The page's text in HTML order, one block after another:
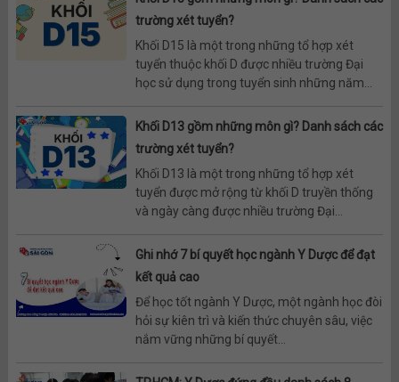
trường xét tuyển?
Khối D15 là một trong những tổ hợp xét
tuyển thuộc khối D được nhiều trường Đại
học sử dụng trong tuyển sinh những năm...
Khối D13 gồm những môn gì? Danh sách các
trường xét tuyển?
Khối D13 là một trong những tổ hợp xét
tuyển được mở rộng từ khối D truyền thống
và ngày càng được nhiều trường Đại...
Ghi nhớ 7 bí quyết học ngành Y Dược để đạt
kết quả cao
Để học tốt ngành Y Dược, một ngành học đòi
hỏi sự kiên trì và kiến thức chuyên sâu, việc
nắm vững những bí quyết...